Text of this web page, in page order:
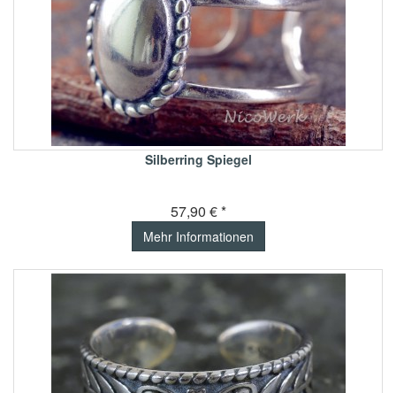
Silberring Spiegel
57,90 € *
Mehr Informationen